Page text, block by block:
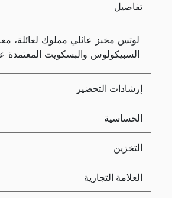
تفاصيل
لوتس مخبز عائلي مملوك لعائلة،
السبيكولوس والبسكويت المعتمدة
إرشادات التحضير
الحساسية
التخزين
العلامة التجارية